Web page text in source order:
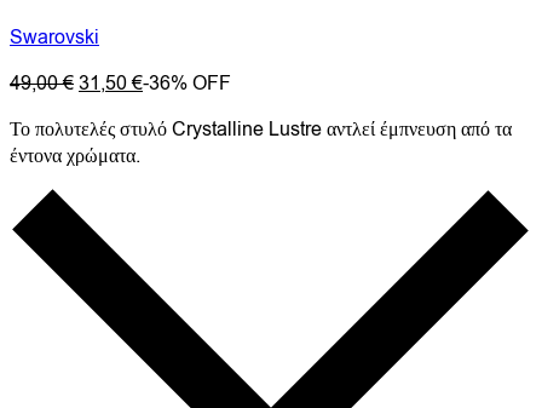
Swarovski
49,00€31,50€-36% OFF
Το πολυτελές στυλό Crystalline Lustre αντλεί έμπνευση από τα
έντονα χρώματα.